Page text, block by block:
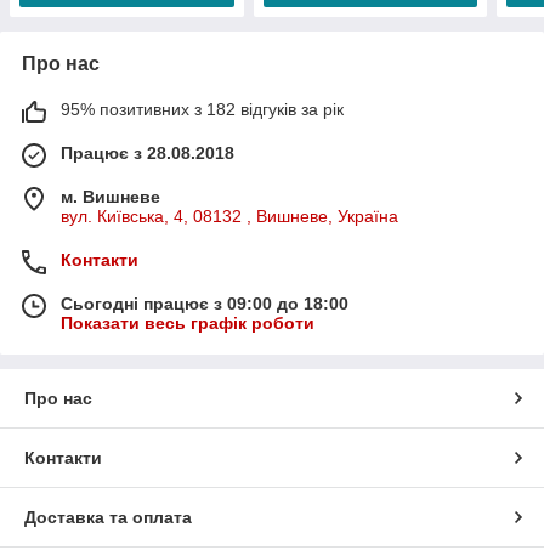
Про нас
95% позитивних з 182 відгуків за рік
Працює з 28.08.2018
м. Вишневе
вул. Київська, 4, 08132 , Вишневе, Україна
Контакти
Сьогодні працює з 09:00 до 18:00
Показати весь графік роботи
Про нас
Контакти
Доставка та оплата